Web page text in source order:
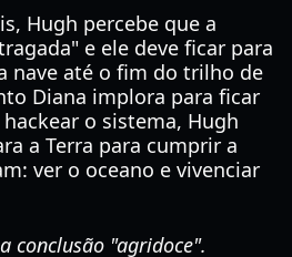
Hugh percebe que a
e ele deve ficar para
nave até o fim do trilho de
Diana implora para ficar
o sistema, Hugh
a Terra para cumprir a
ver o oceano e vivenciar
conclusão "agridoce".